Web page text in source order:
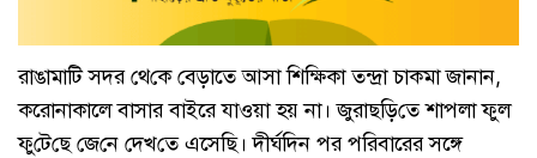
রাঙামা‌টি সদর থে‌কে বেড়াতে আসা শি‌ক্ষিকা তন্দ্রা চাকমা জানান,
করোনাকালে বাসার বাইরে যাওয়া হয় না। জুরাছ‌ড়ি‌তে শাপলা ফুল
ফু‌টে‌ছে জে‌নে দেখ‌তে এসে‌ছি। দীর্ঘদিন পর পরিবারের সঙ্গে